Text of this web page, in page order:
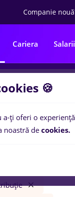
Companie
Cariera Salarii
🍪
ți oferi o
noastră de cookies.